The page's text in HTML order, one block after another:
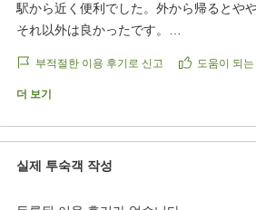
駅から近く便利でした。外から帰るとや
それ以外は良かったです。
https://review.travel.rakuten.co.jp/hotel/
reviewId=33123478607649
부적절한 이용 후기로 신고 도움이 되
더 보기
실제 투숙객 작성